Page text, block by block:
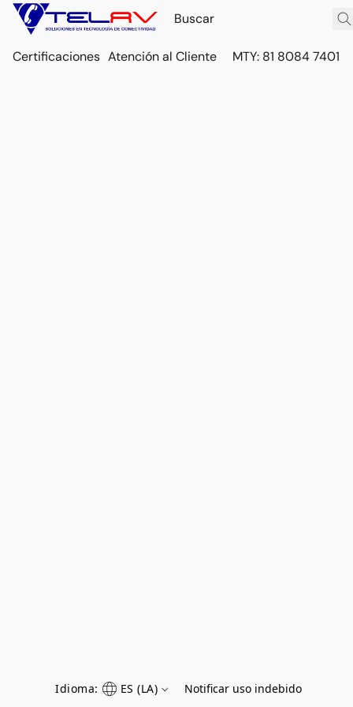
Certificaciones Atención al Cliente MTY: 81 8084 7401
Idioma: ES (LA) Notificar uso indebido